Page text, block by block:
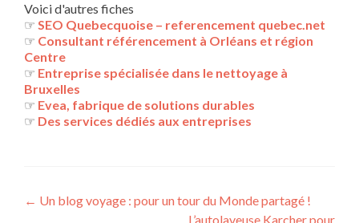
Voici d'autres fiches
☞ SEO Quebecquoise – referencement quebec.net
☞ Consultant référencement à Orléans et région
Centre
☞ Entreprise spécialisée dans le nettoyage à
Bruxelles
☞ Evea, fabrique de solutions durables
☞ Des services dédiés aux entreprises
Navigation
← Un blog voyage : pour un tour du Monde partagé !
L’autolaveuse Karcher pour